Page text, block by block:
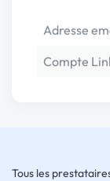
Adresse
Compte
Tous les